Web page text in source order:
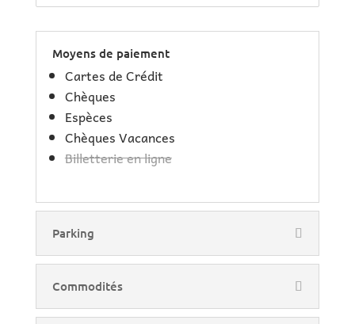
Moyens de paiement
Cartes de Crédit
Chèques
Espèces
Chèques Vacances
Billetterie en ligne
Parking
Commodités